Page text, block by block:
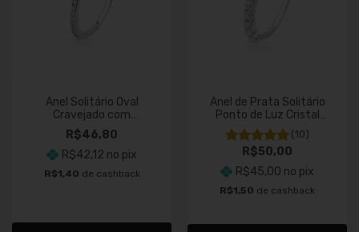
Anel Solitário Oval
Cravejado com
Zircônia de Prata
R$46,80
R$42,12 no pix
R$1,40 de cashback
Anel de Prata Solitário
Ponto de Luz Cristal
Cravejado(10)
R$50,00
R$45,00 no pix
R$1,50 de cashback